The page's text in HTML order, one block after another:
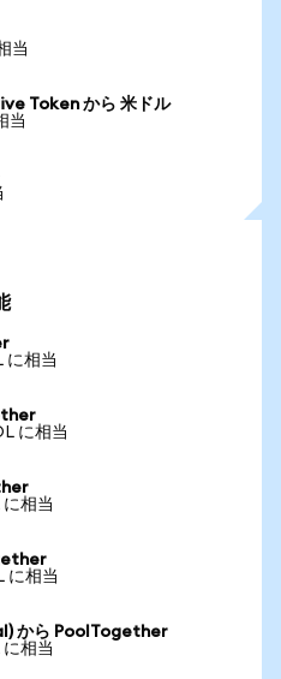
当
Token から 米ドル
当
に相当
に相当
に相当
に相当
から PoolTogether
相当